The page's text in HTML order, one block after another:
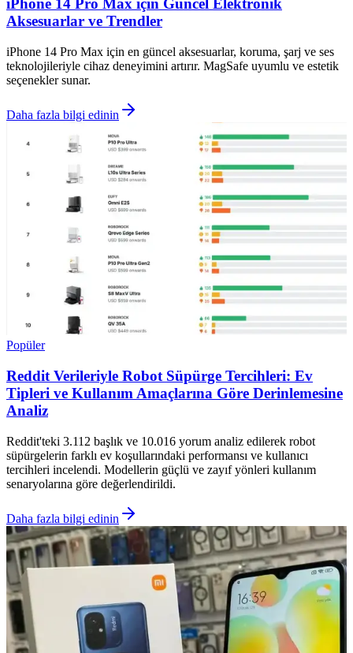
iPhone 14 Pro Max için Güncel Elektronik
Aksesuarlar ve Trendler
iPhone 14 Pro Max için en güncel aksesuarlar, koruma, şarj ve ses
teknolojileriyle cihaz deneyimini artırır. MagSafe uyumlu ve estetik
seçenekler sunar.
Daha fazla bilgi edinin
Popüler
Reddit Verileriyle Robot Süpürge Tercihleri: Ev
Tipleri ve Kullanım Amaçlarına Göre Derinlemesine
Analiz
Reddit'teki 3.112 başlık ve 10.016 yorum analiz edilerek robot
süpürgelerin farklı ev koşullarındaki performansı ve kullanıcı
tercihleri incelendi. Modellerin güçlü ve zayıf yönleri kullanım
senaryolarına göre değerlendirildi.
Daha fazla bilgi edinin